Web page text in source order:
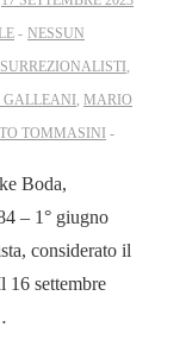
NESSUN
,
, MARIO
TOMMASINI
Boda,
– 1° giugno
considerato il
16 settembre